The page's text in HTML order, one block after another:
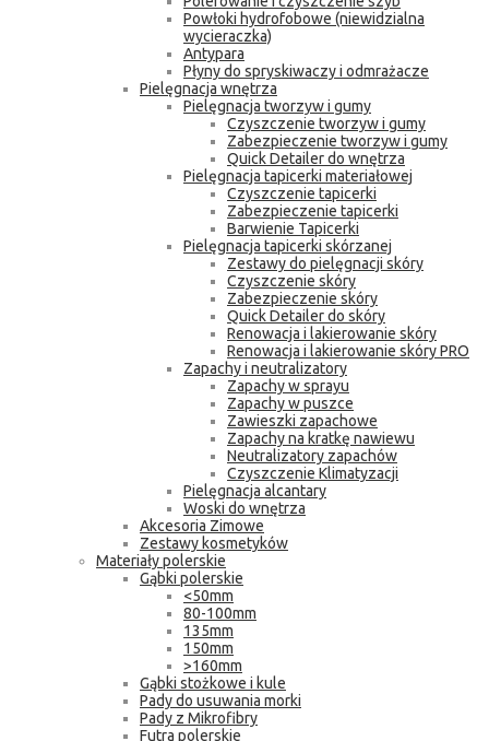
Powłoki hydrofobowe (niewidzialna
wycieraczka)
Antypara
Płyny do spryskiwaczy i odmrażacze
Pielęgnacja wnętrza
Pielęgnacja tworzyw i gumy
Czyszczenie tworzyw i gumy
Zabezpieczenie tworzyw i gumy
Quick Detailer do wnętrza
Pielęgnacja tapicerki materiałowej
Czyszczenie tapicerki
Zabezpieczenie tapicerki
Barwienie Tapicerki
Pielęgnacja tapicerki skórzanej
Zestawy do pielęgnacji skóry
Czyszczenie skóry
Zabezpieczenie skóry
Quick Detailer do skóry
Renowacja i lakierowanie skóry
Renowacja i lakierowanie skóry PRO
Zapachy i neutralizatory
Zapachy w sprayu
Zapachy w puszce
Zawieszki zapachowe
Zapachy na kratkę nawiewu
Neutralizatory zapachów
Czyszczenie Klimatyzacji
Pielęgnacja alcantary
Woski do wnętrza
Akcesoria Zimowe
Zestawy kosmetyków
Materiały polerskie
Gąbki polerskie
<50mm
80-100mm
135mm
150mm
>160mm
Gąbki stożkowe i kule
Pady do usuwania morki
Pady z Mikrofibry
Futra polerskie